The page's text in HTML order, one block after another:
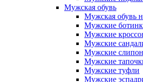
Мужская обувь
Мужская обувь
Мужские
Мужские
Мужские
Мужские
Мужские
Мужские туфли
Мужские